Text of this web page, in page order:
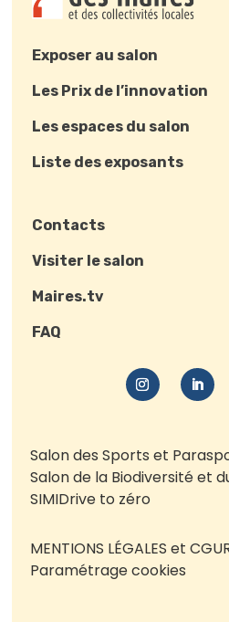
Exposer au salon
Les Prix de l’innovation
Les espaces du salon
Liste des exposants
Contacts
Visiter le salon
Maires.tv
FAQ
Salon des Sports et
Salon de la Biodiversité et
SIMIDrive to zéro
MENTIONS LÉGALES et CGU
Paramétrage cookies